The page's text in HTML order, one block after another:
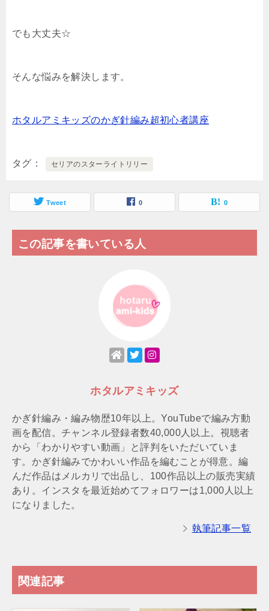
でも大丈夫☆
そんな悩みを解決します。
ホタルアミキッズのかぎ針編み超初心者講座
タグ セリアのスターライトリリー
Tweet 0 0
この記事を書いている人
ホタルアミキッズ
かぎ針編み・編み物歴10年以上。YouTubeで編み方動
画を配信。チャンネル登録者数40,000人以上。視聴者
から「わかりやすい動画」と評判をいただいていま
す。かぎ針編みでかわいい作品を編むことが得意。編
んだ作品はメルカリで出品し、100作品以上の販売実績
あり。インスタを最近始めてフォロワーは1,000人以上
になりました。
執筆記事一覧
関連記事